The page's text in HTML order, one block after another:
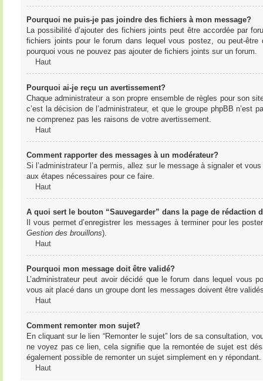
Pourquoi ne puis-je pas joindre des fichiers à mon message?
La possibilité d’ajouter des fichiers joints peut être accordée par
fichiers joints pour le forum dans lequel vous postez, ou peut-
pourquoi vous ne pouvez pas ajouter de fichiers joints sur un forum.
Haut
Pourquoi ai-je reçu un avertissement?
Chaque administrateur a son propre ensemble de règles pour son
c’est la décision de l’administrateur, et que le groupe phpBB n’est
ne comprenez pas les raisons de votre avertissement.
Haut
Comment rapporter des messages à un modérateur?
Si l’administrateur l’a permis, allez sur le message à signaler et
aux étapes nécessaires pour ce faire.
Haut
A quoi sert le bouton “Sauvegarder” dans la page de rédaction
Il vous permet d’enregistrer les messages à terminer pour les
Gestion des brouillons).
Haut
Pourquoi mon message doit être validé?
L’administrateur peut avoir décidé que le forum dans lequel vous
vous ait placé dans un groupe dont les messages doivent être
Haut
Comment remonter mon sujet?
En cliquant sur le lien “Remonter le sujet” lors de sa consultation,
ne voyez pas ce lien, cela signifie que la remontée de sujet est
également possible de remonter un sujet simplement en y
Haut